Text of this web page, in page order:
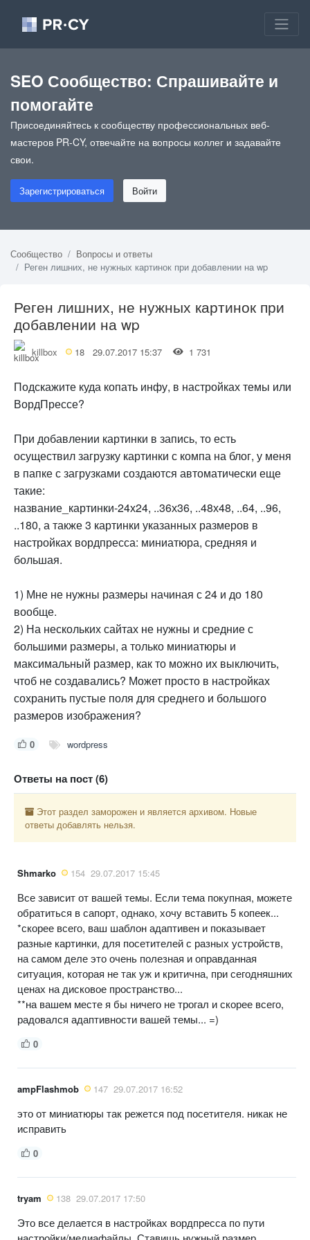
SEO Сообщество: Спрашивайте и
помогайте
Присоединяйтесь к сообществу профессиональных веб-
мастеров PR-CY, отвечайте на вопросы коллег и задавайте
свои.
Зарегистрироваться Войти
Сообщество
Вопросы и ответы
Реген лишних, не нужных картинок при добавлении на wp
Реген лишних, не нужных картинок при
добавлении на wp
killbox 18 29.07.2017 15:37 1 731
Подскажите куда копать инфу, в настройках темы или
ВордПрессе?
При добавлении картинки в запись, то есть
осуществил загрузку картинки с компа на блог, у меня
в папке с загрузками создаются автоматически еще
такие:
название_картинки-24х24, ..36х36, ..48х48, ..64, ..96,
..180, а также 3 картинки указанных размеров в
настройках вордпресса: миниатюра, средняя и
большая.
1) Мне не нужны размеры начиная с 24 и до 180
вообще.
2) На нескольких сайтах не нужны и средние с
большими размеры, а только миниатюры и
максимальный размер, как то можно их выключить,
чтоб не создавались? Может просто в настройках
сохранить пустые поля для среднего и большого
размеров изображения?
0 wordpress
Ответы на пост (6)
Этот раздел заморожен и является архивом. Новые
ответы добавлять нельзя.
Shmarko 154 29.07.2017 15:45
Все зависит от вашей темы. Если тема покупная, можете
обратиться в сапорт, однако, хочу вставить 5 копеек...
*скорее всего, ваш шаблон адаптивен и показывает
разные картинки, для посетителей с разных устройств,
на самом деле это очень полезная и оправданная
ситуация, которая не так уж и критична, при сегодняшних
ценах на дисковое пространство...
**на вашем месте я бы ничего не трогал и скорее всего,
радовался адаптивности вашей темы... =)
0
ampFlashmob 147 29.07.2017 16:52
это от миниатюры так режется под посетителя. никак не
исправить
0
tryam 138 29.07.2017 17:50
Это все делается в настройках вордпресса по пути